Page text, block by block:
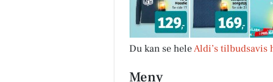
Du kan se heleAldi’s tilbudsavis
Meny